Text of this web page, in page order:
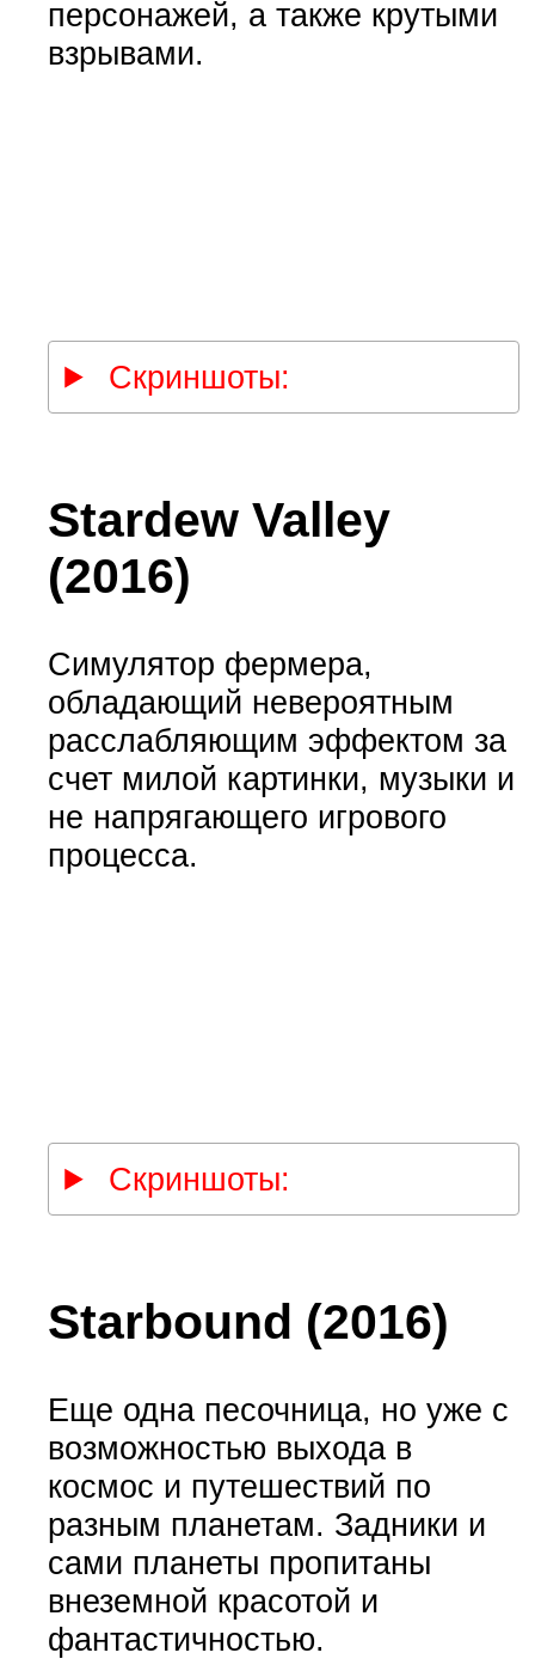
персонажей, а также крутыми
взрывами.
Скриншоты:
Stardew Valley
(2016)
Симулятор фермера,
обладающий невероятным
расслабляющим эффектом за
счет милой картинки, музыки и
не напрягающего игрового
процесса.
Скриншоты:
Starbound (2016)
Еще одна песочница, но уже с
возможностью выхода в
космос и путешествий по
разным планетам. Задники и
сами планеты пропитаны
внеземной красотой и
фантастичностью.